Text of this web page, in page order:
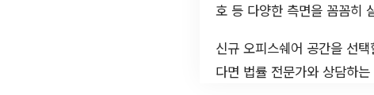
호 등 다양한 측면을 꼼꼼히
신규 오피스쉐어 공간을 선
다면 법률 전문가와 상담하